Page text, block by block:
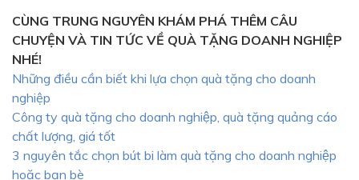
CÙNG TRUNG NGUYÊN KHÁM PHÁ THÊM CÂU
CHUYỆN VÀ TIN TỨC VỀ QUÀ TẶNG DOANH NGHIỆP
NHÉ!
Những điều cần biết khi lựa chọn quà tặng cho doanh
nghiệp
Công ty quà tặng cho doanh nghiệp, quà tặng quảng cáo
chất lượng, giá tốt
3 nguyên tắc chọn bút bi làm quà tặng cho doanh nghiệp
hoặc bạn bè